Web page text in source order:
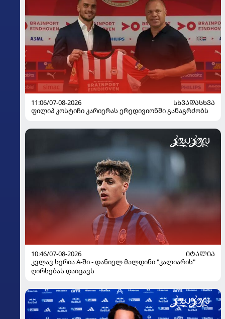
11:06/07-08-2026
ᲡᲮᲕᲐᲓᲐᲡᲮᲕᲐ
ფილიპ კოსტიჩი კარიერას ერედივიონში განაგრძობს
10:46/07-08-2026
ᲘᲢᲐᲚᲘᲐ
კვლავ სერია A-ში - დანიელ მალდინი "კალიარის"
ღირსებას დაიცავს